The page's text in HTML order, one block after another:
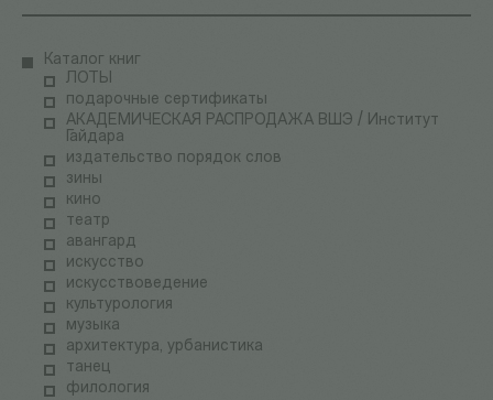
Каталог книг
ЛОТЫ
подарочные сертификаты
АКАДЕМИЧЕСКАЯ РАСПРОДАЖА ВШЭ / Институт
Гайдара
издательство порядок слов
зины
кино
театр
авангард
искусство
искусствоведение
культурология
музыка
архитектура, урбанистика
танец
филология